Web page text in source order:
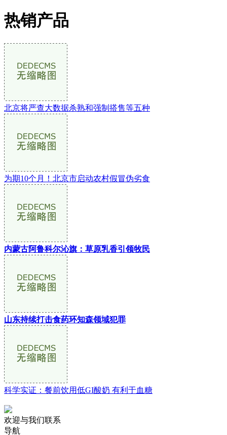
热销产品
北京将严查大数据杀熟和强制搭售等五种
为期10个月！北京市启动农村假冒伪劣食
内蒙古阿鲁科尔沁旗：草原乳香引领牧民
山东持续打击食药环知森领域犯罪
科学实证：餐前饮用低GI酸奶 有利于血糖
欢迎与我们联系
导航